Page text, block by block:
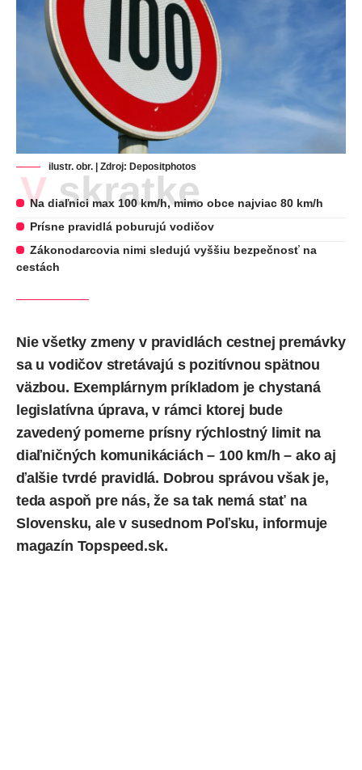
ilustr. obr. | Zdroj: Depositphotos
V skratke
Na diaľnici max 100 km/h, mimo obce najviac 80 km/h
Prísne pravidlá poburujú vodičov
Zákonodarcovia nimi sledujú vyššiu bezpečnosť na
cestách
Nie všetky zmeny v pravidlách cestnej premávky
sa u vodičov stretávajú s pozitívnou spätnou
väzbou. Exemplárnym príkladom je chystaná
legislatívna úprava, v rámci ktorej bude
zavedený pomerne prísny rýchlostný limit na
diaľničných komunikáciách – 100 km/h – ako aj
ďalšie tvrdé pravidlá. Dobrou správou však je,
teda aspoň pre nás, že sa tak nemá stať na
Slovensku, ale v susednom Poľsku, informuje
magazín Topspeed.sk.